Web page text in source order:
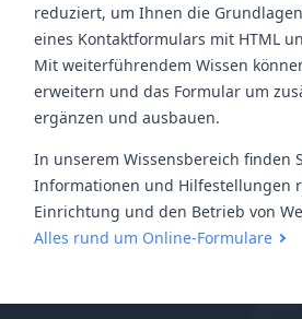
reduziert, um Ihnen die
eines Kontaktformulars mit HTML
Mit weiterführendem Wissen
erweitern und das Formular um
ergänzen und ausbauen.
In unserem Wissensbereich finden
Informationen und Hilfestellungen
Einrichtung und den Betrieb von
Alles rund um Online-Formulare